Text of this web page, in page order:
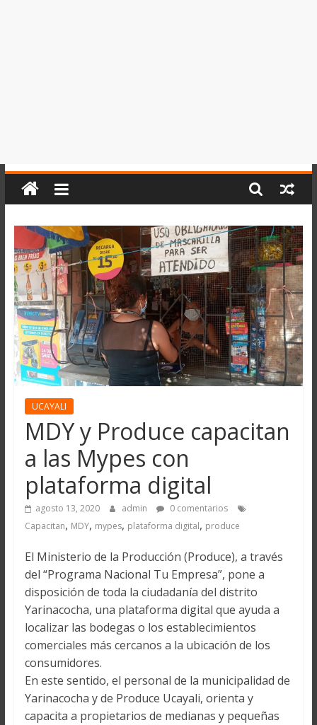
UCAYALI
MDY y Produce capacitan
a las Mypes con
plataforma digital
agosto 13, 2020 admin
0 comentarios
Capacitan, MDY, mypes, plataforma digital, produce
El Ministerio de la Producción (Produce), a través
del “Programa Nacional Tu Empresa”, pone a
disposición de toda la ciudadanía del distrito
Yarinacocha, una plataforma digital que ayuda a
localizar las bodegas o los establecimientos
comerciales más cercanos a la ubicación de los
consumidores.
En este sentido, el personal de la municipalidad de
Yarinacocha y de Produce Ucayali, orienta y
capacita a propietarios de medianas y pequeñas